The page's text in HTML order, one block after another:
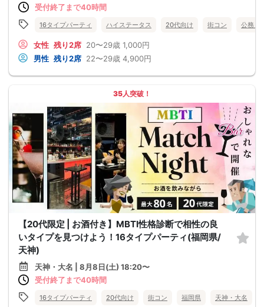
受付終了まで40時間
16タイプパーティ ハイステータス 20代向け 街コン 公務員
女性 残り2席 20〜29歳 1,000円
男性 残り2席 22〜29歳 4,900円
35人突破！
【20代限定 | お酒付き】MBTI性格診断で相性の良
いタイプを見つけよう！16タイプパーティ(福岡県/
天神)
天神・大名 | 8月8日(土) 18:20〜
受付終了まで40時間
16タイプパーティ 20代向け 街コン 福岡県 天神・大名